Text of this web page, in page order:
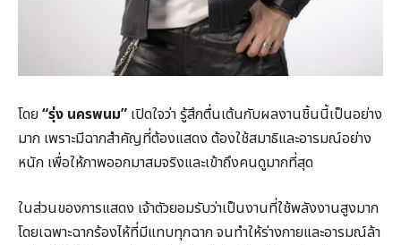
โดย“รุ่ง นครพนม” เปิดใจว่า รู้สึกตื่นเต้นกับผลงานชิ้นนี้เป็นอย่าง
มาก เพราะมีฉากสำคัญที่ต้องแสดง ต้องใช้สมาธิและอารมณ์อย่าง
หนัก เพื่อให้ภาพออกมาสมจริงและเข้าถึงคนดูมากที่สุด
ในส่วนของการแสดง เจ้าตัวยอมรับว่าเป็นงานที่ใช้พลังงานสูงมาก
โดยเฉพาะฉากร้องไห้ที่มีแทบทุกฉาก จนทำให้ร่างกายและอารมณ์ล้า